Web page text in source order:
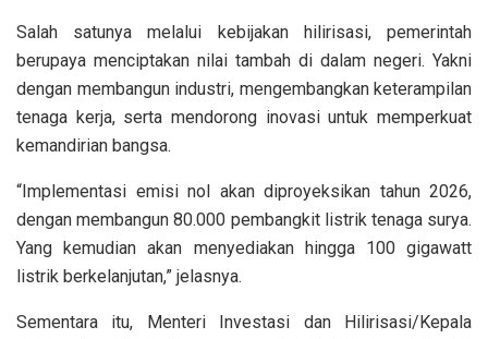
Salah satunya melalui kebijakan hilirisasi, pemerintah
berupaya menciptakan nilai tambah di dalam negeri. Yakni
dengan membangun industri, mengembangkan keterampilan
tenaga kerja, serta mendorong inovasi untuk memperkuat
kemandirian bangsa.
“Implementasi emisi nol akan diproyeksikan tahun 2026,
dengan membangun 80.000 pembangkit listrik tenaga surya.
Yang kemudian akan menyediakan hingga 100 gigawatt
listrik berkelanjutan,” jelasnya.
Sementara itu, Menteri Investasi dan Hilirisasi/Kepala